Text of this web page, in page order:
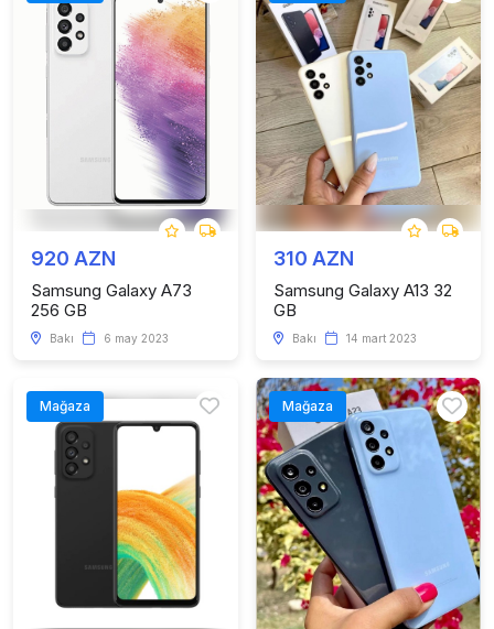
920 AZN
Samsung Galaxy A73
256 GB
Bakı 6 may 2023
310 AZN
Samsung Galaxy A13 32
GB
Bakı 14 mart 2023
Mağaza Mağaza